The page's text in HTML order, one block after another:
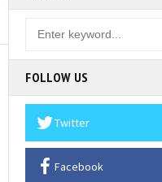
FOLLOW US
Twitter
Facebook